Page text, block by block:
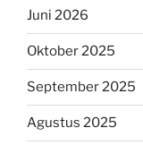
Juni 2026
Oktober 2025
September 2025
Agustus 2025